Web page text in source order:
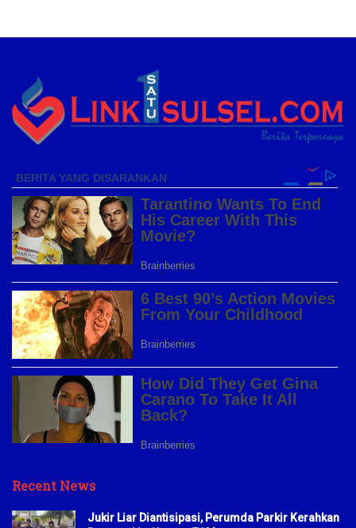
Recent News
Jukir Liar Diantisipasi, Perumda Parkir Kerahkan